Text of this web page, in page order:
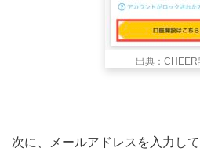
出典：CHEER
次に、メールアドレスを入力し